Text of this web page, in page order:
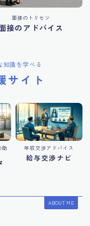
面接のトリセツ
接のアドバイス
知識を学べる
サイト
助 年収交渉アドバイス
給与交渉ナビ
ABOUT ME